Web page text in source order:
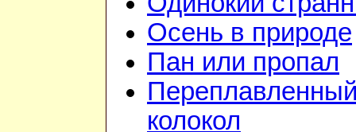
Осень в природе
Пан или пропал
колокол